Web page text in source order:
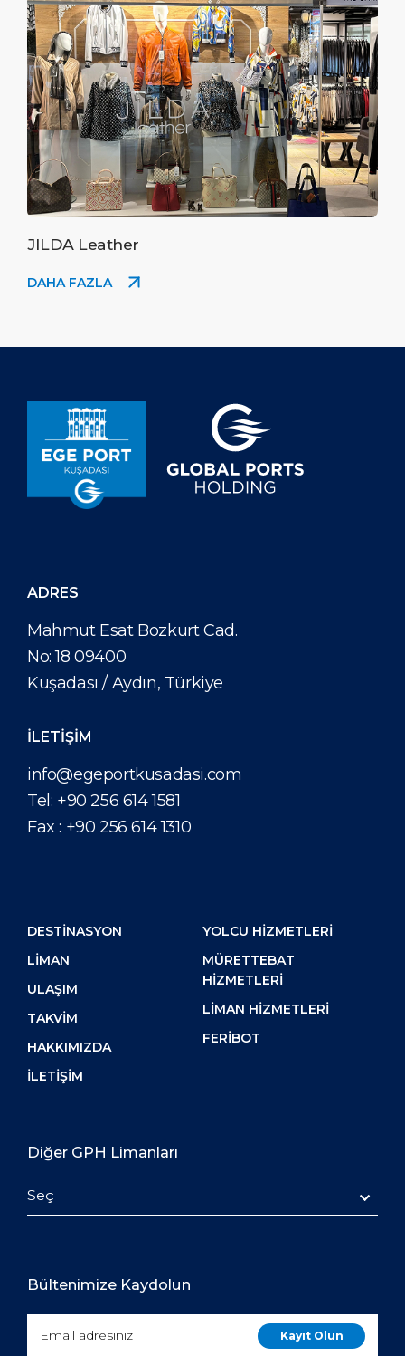
JILDA Leather
DAHA FAZLA
ADRES
Mahmut Esat Bozkurt Cad.
No: 18 09400
Kuşadası / Aydın, Türkiye
İLETİŞİM
info@egeportkusadasi.com
Tel: +90 256 614 1581
Fax : +90 256 614 1310
DESTİNASYON
LIMAN
ULAŞIM
TAKVIM
HAKKIMIZDA
İLETIŞIM
YOLCU HIZMETLERI
MÜRETTEBAT
HIZMETLERI
LIMAN HIZMETLERI
FERIBOT
Diğer GPH Limanları
Seç
Bültenimize Kaydolun